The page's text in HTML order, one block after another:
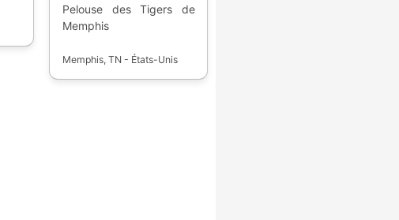
Pelouse des Tigers de
Memphis
Memphis, TN - États-Unis